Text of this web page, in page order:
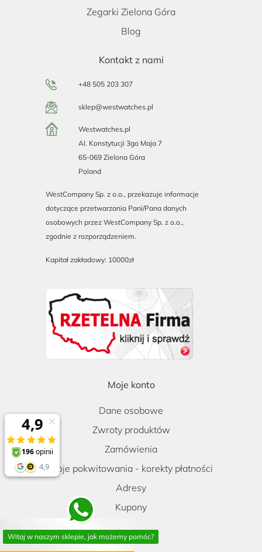
Zegarki Zielona Góra
Blog
Kontakt z nami
+48 505 203 307
sklep@westwatches.pl
Westwatches.pl
Al. Konstytucji 3go Maja 7
65-069 Zielona Góra
Poland
WestCompany Sp. z o.o., przekazuje informacje
dotyczące przetwarzania Pani/Pana danych
osobowych przez WestCompany Sp. z o.o.,
zgodnie z rozporządzeniem.
Kapitał zakładowy: 10000zł
Moje konto
Dane osobowe
Zwroty produktów
Zamówienia
Moje pokwitowania - korekty płatności
Adresy
Kupony
Witaj w naszym sklepie, jak możemy pomóc?